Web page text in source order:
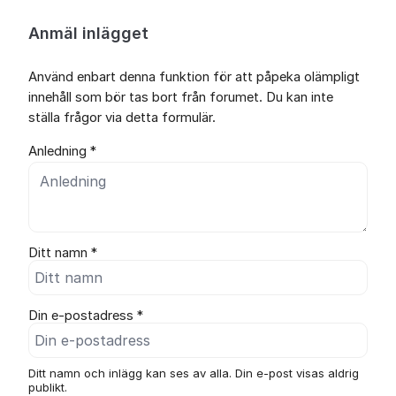
Anmäl inlägget
Använd enbart denna funktion för att påpeka olämpligt
innehåll som bör tas bort från forumet. Du kan inte
ställa frågor via detta formulär.
Anledning *
Ditt namn *
Din e-postadress *
Ditt namn och inlägg kan ses av alla. Din e-post visas aldrig
publikt.